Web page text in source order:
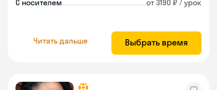
С носителем от 3190 ₽ / урок
Читать дальше Выбрать время